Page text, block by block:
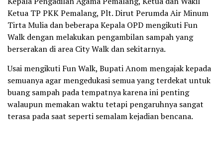
Ketua TP PKK Pemalang, Plt. Dirut Perumda Air Minum
Tirta Mulia dan beberapa Kepala OPD mengikuti Fun
Walk dengan melakukan pengambilan sampah yang
berserakan di area City Walk dan sekitarnya.
Usai mengikuti Fun Walk, Bupati Anom mengajak kepada
semuanya agar mengedukasi semua yang terdekat untuk
buang sampah pada tempatnya karena ini penting
walaupun memakan waktu tetapi pengaruhnya sangat
terasa pada saat seperti semalam kejadian bencana.